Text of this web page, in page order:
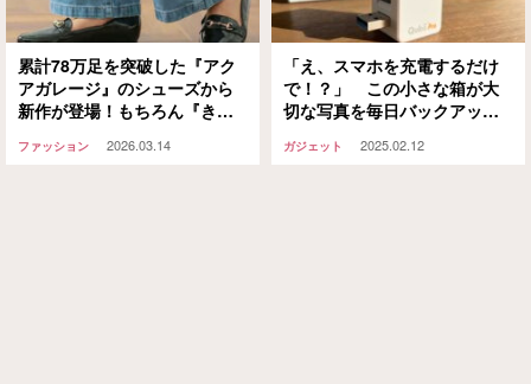
累計78万足を突破した『アク
アガレージ』のシューズから
新作が登場！もちろん『きち
得な一足に！
ファッション 2026.03.14
「え、スマホを充電するだけ
で！？」 この小さな箱が大
切な写真を毎日バックアップ
ガジェット 2025.02.12